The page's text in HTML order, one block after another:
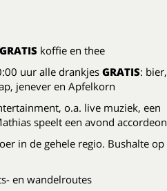
GRATIS koffie en thee
uur alle drankjes GRATIS: bier,
jenever en Apfelkorn
o.a. live muziek, een
speelt een avond accordeon
in de gehele regio. Bushalte op
en wandelroutes